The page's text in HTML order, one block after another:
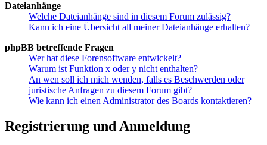
Dateianhänge
Welche Dateianhänge sind in diesem Forum zulässig?
Kann ich eine Übersicht all meiner Dateianhänge erhalten?
phpBB betreffende Fragen
Wer hat diese Forensoftware entwickelt?
Warum ist Funktion x oder y nicht enthalten?
An wen soll ich mich wenden, falls es Beschwerden oder
juristische Anfragen zu diesem Forum gibt?
Wie kann ich einen Administrator des Boards kontaktieren?
Registrierung und Anmeldung